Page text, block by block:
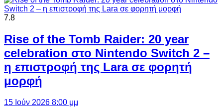
7.8
Rise of the Tomb Raider: 20 year
celebration στο Nintendo Switch 2 –
η επιστροφή της Lara σε φορητή
μορφή
15 Ιούν 2026 8:00 μμ